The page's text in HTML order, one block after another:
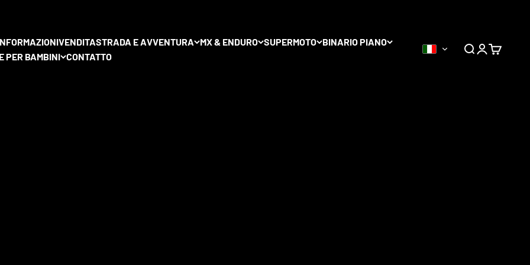
VENDITASTRADA E AVVENTURA MX & ENDURO SUPERMOTO BINARIO PIANO
PER BAMBINI CONTATTO
Di
AccediCarrello
0
a raggi. Qui troverai set completi